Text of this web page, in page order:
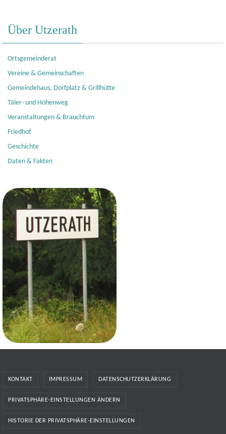
Über Utzerath
Ortsgemeinderat
Vereine & Gemeinschaften
Gemeindehaus, Dorfplatz & Grillhütte
Täler- und Höhenweg
Veranstaltungen & Brauchtum
Friedhof
Geschichte
Daten & Fakten
KONTAKT IMPRESSUM DATENSCHUTZERKLÄRUNG
PRIVATSPHÄRE-EINSTELLUNGEN ÄNDERN
HISTORIE DER PRIVATSPHÄRE-EINSTELLUNGEN